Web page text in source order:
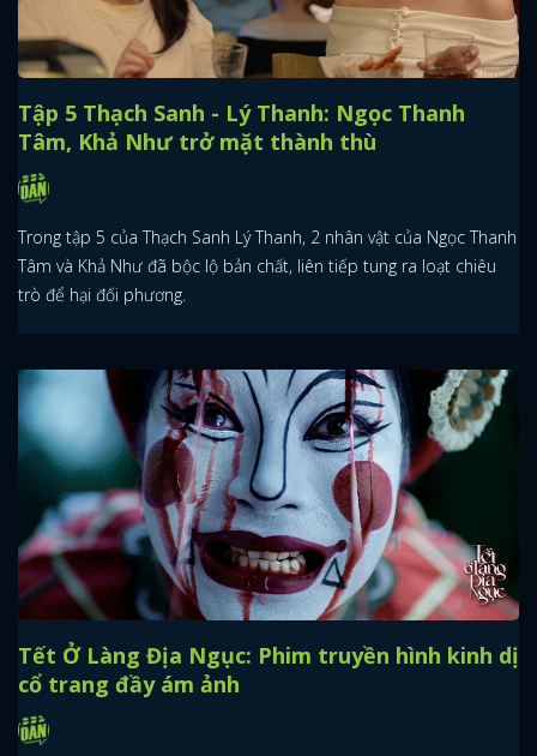
Tập 5 Thạch Sanh - Lý Thanh: Ngọc Thanh
Tâm, Khả Như trở mặt thành thù
Trong tập 5 của Thạch Sanh Lý Thanh, 2 nhân vật của Ngọc Thanh
Tâm và Khả Như đã bộc lộ bản chất, liên tiếp tung ra loạt chiêu
trò để hại đối phương.
Tết Ở Làng Địa Ngục: Phim truyền hình kinh dị
cổ trang đầy ám ảnh